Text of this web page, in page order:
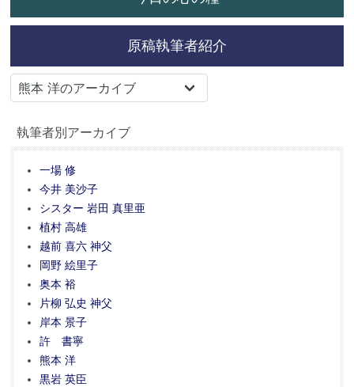
原稿執筆者紹介
執筆者別アーカイブ
一場 修
今井 美沙子
シスター 岩田 真里亜
植村 高雄
越前 喜六 神父
岡野 絵里子
奥本 裕
片柳 弘史 神父
岸本 景子
許 書寧
熊本 洋
黒岩 英臣